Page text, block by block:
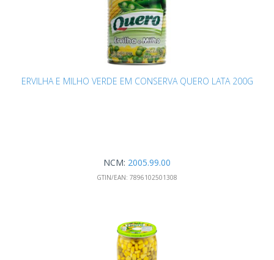
ERVILHA E MILHO VERDE EM CONSERVA QUERO LATA 200G
NCM: 2005.99.00
GTIN/EAN: 7896102501308